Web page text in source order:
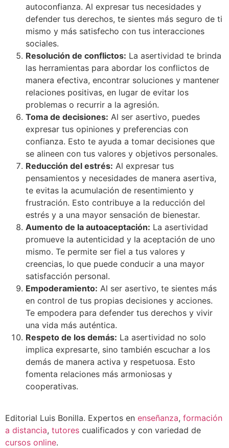
autoconfianza. Al expresar tus necesidades y
defender tus derechos, te sientes más seguro de ti
mismo y más satisfecho con tus interacciones
sociales.
Resolución de conflictos: La asertividad te brinda
las herramientas para abordar los conflictos de
manera efectiva, encontrar soluciones y mantener
relaciones positivas, en lugar de evitar los
problemas o recurrir a la agresión.
Toma de decisiones: Al ser asertivo, puedes
expresar tus opiniones y preferencias con
confianza. Esto te ayuda a tomar decisiones que
se alineen con tus valores y objetivos personales.
Reducción del estrés: Al expresar tus
pensamientos y necesidades de manera asertiva,
te evitas la acumulación de resentimiento y
frustración. Esto contribuye a la reducción del
estrés y a una mayor sensación de bienestar.
Aumento de la autoaceptación: La asertividad
promueve la autenticidad y la aceptación de uno
mismo. Te permite ser fiel a tus valores y
creencias, lo que puede conducir a una mayor
satisfacción personal.
Empoderamiento: Al ser asertivo, te sientes más
en control de tus propias decisiones y acciones.
Te empodera para defender tus derechos y vivir
una vida más auténtica.
Respeto de los demás: La asertividad no solo
implica expresarte, sino también escuchar a los
demás de manera activa y respetuosa. Esto
fomenta relaciones más armoniosas y
cooperativas.
Editorial Luis Bonilla. Expertos en enseñanza, formación
a distancia, tutores cualificados y con variedad de
cursos online.